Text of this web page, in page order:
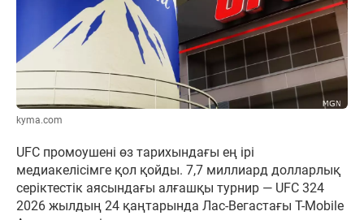
kyma.com
UFC промоушені өз тарихындағы ең ірі
медиакелісімге қол қойды. 7,7 миллиард долларлық
серіктестік аясындағы алғашқы турнир — UFC 324
2026 жылдың 24 қаңтарында Лас-Вегастағы T-Mobile